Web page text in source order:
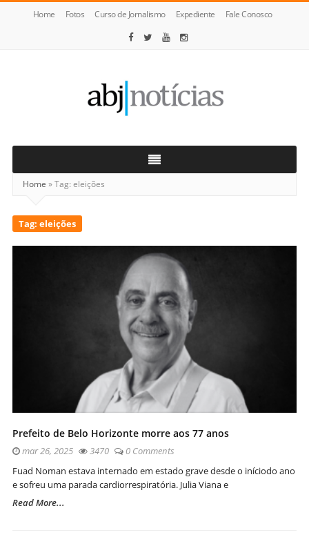
Home Fotos Curso de Jornalismo Expediente Fale Conosco
Notícias
Home »Tag: eleições
Tag: eleições
Prefeito de Belo Horizonte morre aos 77 anos
mar 26, 2025 3470
0 Comments
Fuad Noman estava internado em estado grave desde o iníciodo ano
e sofreu uma parada cardiorrespiratória. Julia Viana e
Read More...